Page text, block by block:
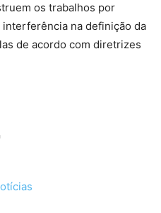
os trabalhos por
na definição da
de acordo com diretrizes